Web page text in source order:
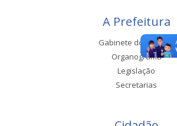
A Prefeitura
Gabinete do Prefeito
Organograma
Legislação
Secretarias